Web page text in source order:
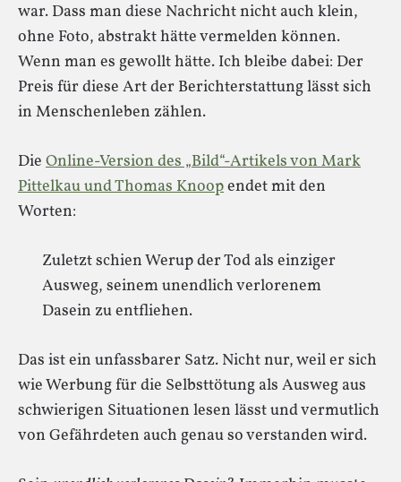
war. Dass man diese Nachricht nicht auch klein,
ohne Foto, abstrakt hätte vermelden können.
Wenn man es gewollt hätte. Ich bleibe dabei: Der
Preis für diese Art der Berichterstattung lässt sich
in Menschenleben zählen.
Die Online-Version des „Bild“-Artikels von Mark
Pittelkau und Thomas Knoopendet mit den
Worten:
Zuletzt schien Werup der Tod als einziger
Ausweg, seinem unendlich verlorenem
Dasein zu entfliehen.
Das ist ein unfassbarer Satz. Nicht nur, weil er sich
wie Werbung für die Selbsttötung als Ausweg aus
schwierigen Situationen lesen lässt und vermutlich
von Gefährdeten auch genau so verstanden wird.